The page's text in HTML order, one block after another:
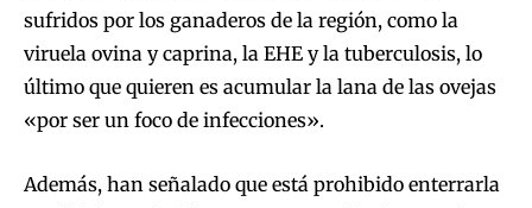
sufridos por los ganaderos de la región, como la
viruela ovina y caprina, la EHE y la tuberculosis, lo
último que quieren es acumular la lana de las ovejas
«por ser un foco de infecciones».
Además, han señalado que está prohibido enterrarla